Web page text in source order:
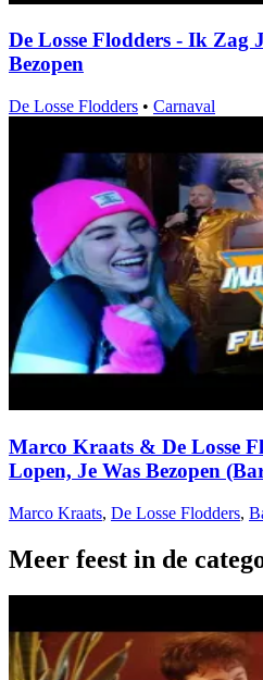
De Losse Flodders - Ik Zag
Bezopen
De Losse Flodders • Carnaval
Marco Kraats & De Losse
Lopen, Je Was Bezopen
Marco Kraats, De Losse Flodders,
Meer feest in de